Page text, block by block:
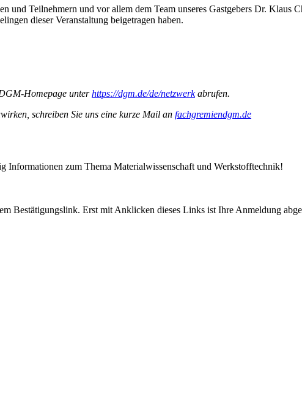
und Teilnehmern und vor allem dem Team unseres Gastgebers Dr. Klaus
dieser Veranstaltung beigetragen haben.
Homepage unterhttps://dgm.de/de/netzwerkabrufen.
schreiben Sie uns eine kurze Mail an fachgremiendgm.de
Informationen zum Thema Materialwissenschaft und Werkstofftechnik!
Bestätigungslink. Erst mit Anklicken dieses Links ist Ihre Anmeldung